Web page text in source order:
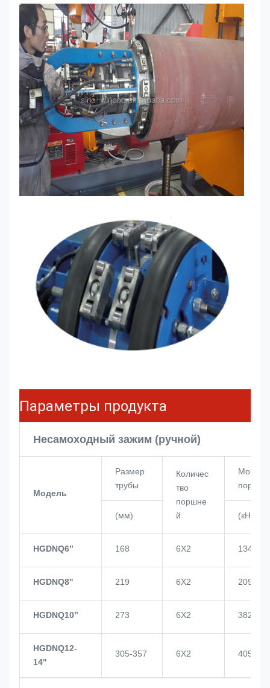
Параметры продукта
Несамоходный зажим (ручной)
Модель
Размер
трубы
Количес
тво
поршне
й
поршня
(мм) (кН)
HGDNQ6’’ 168 6X2 134
HGDNQ8'' 219 6X2 209
HGDNQ10’’ 273 6X2 382
HGDNQ12-
14''
305-357 6X2 405